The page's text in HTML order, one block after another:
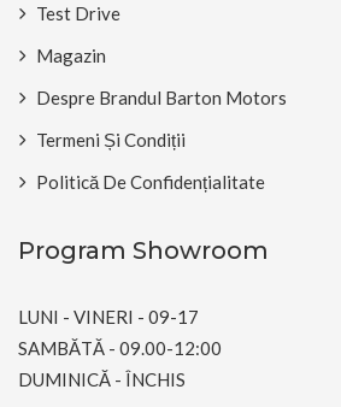
Test Drive
Magazin
Despre Brandul Barton Motors
Termeni Și Condiții
Politică De Confidențialitate
Program Showroom
LUNI - VINERI - 09-17
SAMBĂTĂ - 09.00-12:00
DUMINICĂ - ÎNCHIS